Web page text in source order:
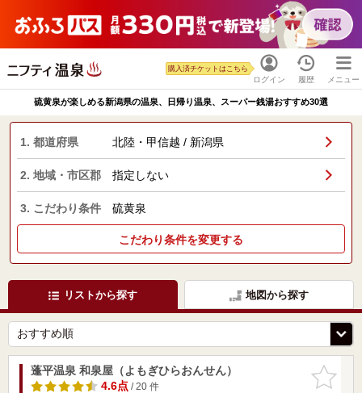
ログイン
購入済チケットはこちら
履歴 メニュー
硫黄泉が楽しめる新潟県の温泉、日帰り温泉、スーパー銭湯おすすめ30選
1. 都道府県 北陸・甲信越 / 新潟県
2. 地域・市区郡 指定しない
3. こだわり条件 硫黄泉
こだわり条件を変更する
リストから探す 地図から探す
お気に入
りに追加
蓬平温泉 和泉屋（よもぎひらおんせん）
4.6点/ 20 件